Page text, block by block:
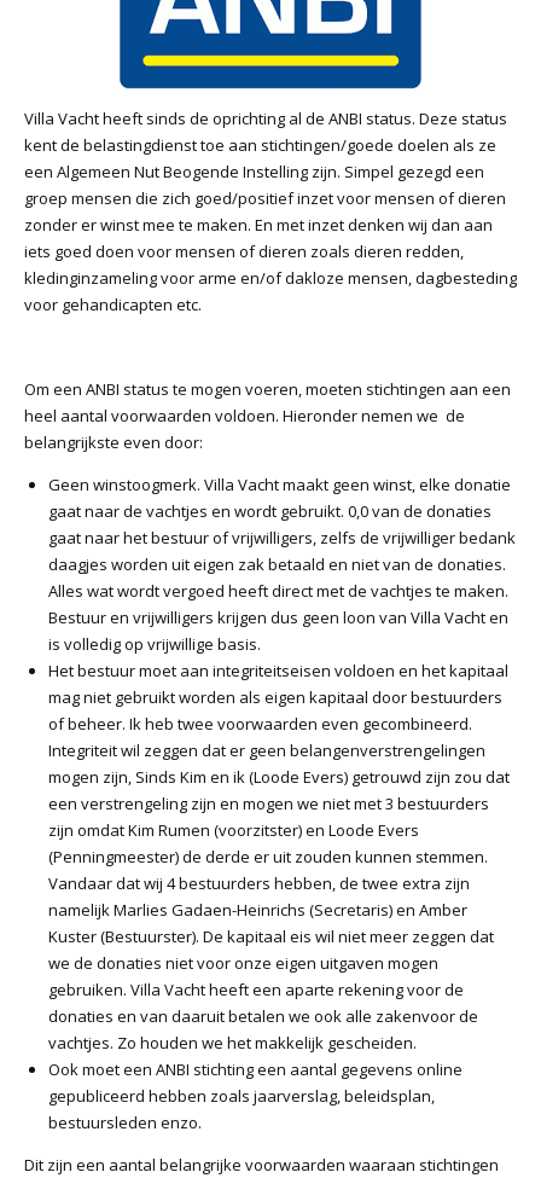
Villa Vacht heeft sinds de oprichting al de ANBI status. Deze status
kent de belastingdienst toe aan stichtingen/goede doelen als ze
een Algemeen Nut Beogende Instelling zijn. Simpel gezegd een
groep mensen die zich goed/positief inzet voor mensen of dieren
zonder er winst mee te maken. En met inzet denken wij dan aan
iets goed doen voor mensen of dieren zoals dieren redden,
kledinginzameling voor arme en/of dakloze mensen, dagbesteding
voor gehandicapten etc.
Om een ANBI status te mogen voeren, moeten stichtingen aan een
heel aantal voorwaarden voldoen. Hieronder nemen we de
belangrijkste even door:
Geen winstoogmerk. Villa Vacht maakt geen winst, elke donatie
gaat naar de vachtjes en wordt gebruikt. 0,0 van de donaties
gaat naar het bestuur of vrijwilligers, zelfs de vrijwilliger bedank
daagjes worden uit eigen zak betaald en niet van de donaties.
Alles wat wordt vergoed heeft direct met de vachtjes te maken.
Bestuur en vrijwilligers krijgen dus geen loon van Villa Vacht en
is volledig op vrijwillige basis.
Het bestuur moet aan integriteitseisen voldoen en het kapitaal
mag niet gebruikt worden als eigen kapitaal door bestuurders
of beheer. Ik heb twee voorwaarden even gecombineerd.
Integriteit wil zeggen dat er geen belangenverstrengelingen
mogen zijn, Sinds Kim en ik (Loode Evers) getrouwd zijn zou dat
een verstrengeling zijn en mogen we niet met 3 bestuurders
zijn omdat Kim Rumen (voorzitster) en Loode Evers
(Penningmeester) de derde er uit zouden kunnen stemmen.
Vandaar dat wij 4 bestuurders hebben, de twee extra zijn
namelijk Marlies Gadaen-Heinrichs (Secretaris) en Amber
Kuster (Bestuurster). De kapitaal eis wil niet meer zeggen dat
we de donaties niet voor onze eigen uitgaven mogen
gebruiken. Villa Vacht heeft een aparte rekening voor de
donaties en van daaruit betalen we ook alle zakenvoor de
vachtjes. Zo houden we het makkelijk gescheiden.
Ook moet een ANBI stichting een aantal gegevens online
gepubliceerd hebben zoals jaarverslag, beleidsplan,
bestuursleden enzo.
Dit zijn een aantal belangrijke voorwaarden waaraan stichtingen